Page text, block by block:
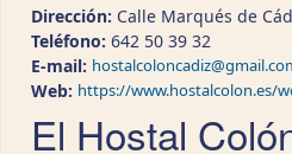
Dirección: Calle Marqués de
Teléfono: 642 50 39 32
E-mail:
Web: https://www.hostalcolon.es/
El Hostal